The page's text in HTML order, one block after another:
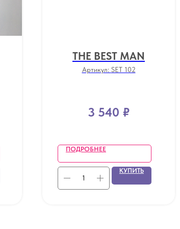
THE BEST MAN
Артикул: SET 102
3 540 ₽
ПОДРОБНЕЕ
КУПИТЬ